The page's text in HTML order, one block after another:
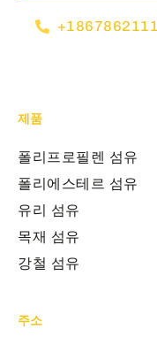
제품
폴리프로필렌 섬유
폴리에스테르 섬유
유리 섬유
목재 섬유
강철 섬유
주소